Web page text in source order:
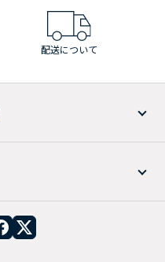
配送について